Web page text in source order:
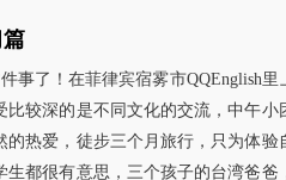
事了！在菲律宾宿雾市QQEnglish
较深的是不同文化的交流，中午
热爱，徒步三个月旅行，只为体验
都很有意思，三个孩子的台湾爸爸